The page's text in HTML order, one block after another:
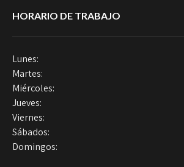
HORARIO DE TRABAJO
Lunes:
Martes:
Miércoles:
Jueves:
Viernes:
Sábados:
Domingos: